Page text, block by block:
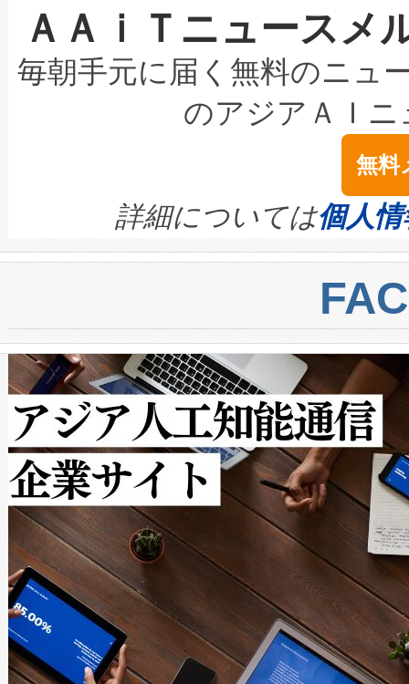
設には、3億～4億ドルかか
最高経営責任者（CEO）であ
す。「当社のfully-connected
ームを利用すれば、6,000万
きます。この効率性は、フェ
持できるよう貢献します。こ
ービスレベル契約（SLA）違
テリー性能の劣化によるダウ
念は、現在データセンターが
ます。 Voltaiq provides a
quality and reliability for AI
BESS stack to ensure battery
centers. Voltaiqは、ai&のAI
からシステム統合、試運転、
クルの各段階のデータを監視
[…]
な環境下でも豊かなディテー
キロメートル範囲を検出
LiDAR for Inspections,
は1535 nmレーザーを搭載。
イズの小径化を実現すること
す。ノーマルモードでは、
ートル先まで検出でき、これ
トに対して約600メートルに
では、反射率10％のターゲッ
で向上し、最大検知距離は
ットだけで最大1キロメート
ルの変電所周囲を監視でき、
作業と点群処理を簡素化でき
Avia 2は、2種類のFOVオプシ
× 80°のノーマルモード、長
ードを切り替えて使用するこ
ることなく、単一のデバイス
うにします。遠距離まで届く
ＡＡｉＴニュース
毎朝手元に届く無料のニュ
のアジアＡＩ
無料
詳細については個人